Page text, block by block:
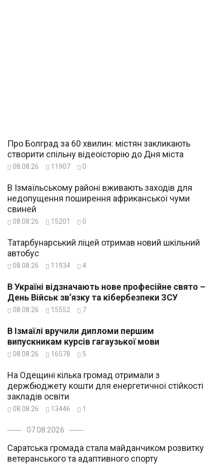
Про Болград за 60 хвилин: містян закликають
створити спільну відеоісторію до Дня міста
08.08.26 11907 0
В Ізмаїльському районі вживають заходів для
недопущення поширення африканської чуми
свиней
08.08.26 15201 0
Татарбунарський ліцей отримав новий шкільний
автобус
08.08.26 11934 4
В Україні відзначають нове професійне свято –
День Військ зв’язку та кібербезпеки ЗСУ
08.08.26 15552 7
В Ізмаїлі вручили дипломи першим
випускникам курсів гагаузької мови
08.08.26 16578 5
На Одещині кілька громад отримали з
держбюджету кошти для енергетичної стійкості
закладів освіти
08.08.26 13446 1
07.08.2026
Саратська громада стала майданчиком розвитку
ветеранського та адаптивного спорту